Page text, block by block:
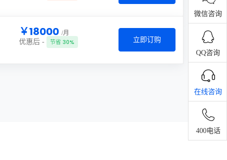
微信咨询
QQ咨询
在线咨询
400电话
￥18000 /月
优惠后 - 节省 30% 立即订购